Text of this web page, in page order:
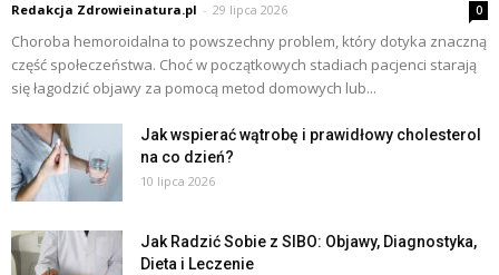
Redakcja Zdrowieinatura.pl - 29 lipca 2026 0
Choroba hemoroidalna to powszechny problem, który dotyka znaczną
część społeczeństwa. Choć w początkowych stadiach pacjenci starają
się łagodzić objawy za pomocą metod domowych lub...
Jak wspierać wątrobę i prawidłowy cholesterol
na co dzień?
10 lipca 2026
Jak Radzić Sobie z SIBO: Objawy, Diagnostyka,
Dieta i Leczenie